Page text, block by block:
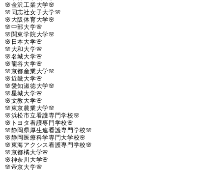
🌸金沢工業大学🌸
🌸同志社女子大学🌸
🌸大阪体育大学🌸
🌸中部大学🌸
🌸関東学院大学🌸
🌸日本大学🌸
🌸大和大学🌸
🌸名城大学🌸
🌸龍谷大学🌸
🌸京都産業大学🌸
🌸近畿大学🌸
🌸愛知淑徳大学🌸
🌸星城大学🌸
🌸文教大学🌸
🌸東京農業大学🌸
🌸浜松市立看護専門学校🌸
🌸トヨタ看護専門学校🌸
🌸静岡県厚生連看護専門学校🌸
🌸静岡医療科学専門大学校🌸
🌸東海アクシス看護専門学校🌸
🌸京都橘大学🌸
🌸神奈川大学🌸
🌸帝京大学🌸